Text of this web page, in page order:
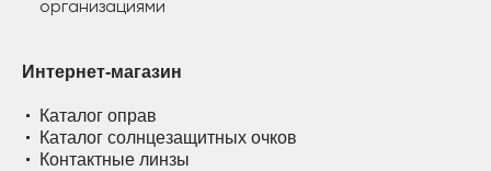
Интернет-магазин
Каталог оправ
Каталог солнцезащитных очков
Контактные линзы